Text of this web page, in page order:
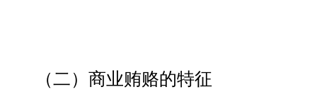
（二）商业贿赂的特征